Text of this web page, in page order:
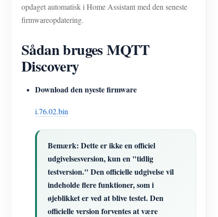
PV-varmestyringssystem
Home Automation
Produkt lynstart
Dokument
Tutorial video
FAQ
Fællesskab
Udforske
Belønningsprogram
Kontakt
Om os
opdaget automatisk i Home Assistant med den seneste
firmwareopdatering.
Sådan bruges MQTT
Discovery
Download den nyeste firmware
i.76.02.bin
Bemærk: Dette er ikke en officiel
udgivelsesversion, kun en "tidlig
testversion." Den officielle udgivelse vil
indeholde flere funktioner, som i
øjeblikket er ved at blive testet. Den
officielle version forventes at være